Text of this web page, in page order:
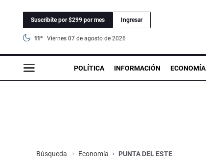
Suscribite por $299 por mes Ingresar
11° viernes 07 de agosto de 2026
POLÍTICA INFORMACIÓN ECONOMÍA
Búsqueda Economía PUNTA DEL ESTE